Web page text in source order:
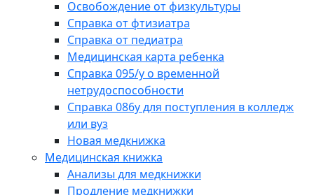
Освобождение от физкультуры
Справка от фтизиатра
Справка от педиатра
Медицинская карта ребенка
Справка 095/у о временной
нетрудоспособности
Справка 086у для поступления в колледж
или вуз
Новая медкнижка
Медицинская книжка
Анализы для медкнижки
Продление медкнижки